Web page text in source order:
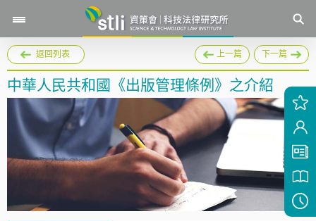
返回列表 上一篇 下一篇
中華人民共和國《出版管理條例》之介紹